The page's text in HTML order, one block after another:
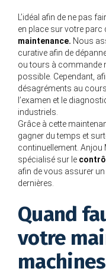
L’idéal afin de ne pas
en place sur votre parc
maintenance. Nous
curative afin de
ou tours à commande
possible. Cependant,
désagréments au
l’examen et le
industriels.
Grâce à cette
gagner du temps et
continuellement. Anjou
spécialisé sur le
afin de vous assurer
dernières.
Quand
votre